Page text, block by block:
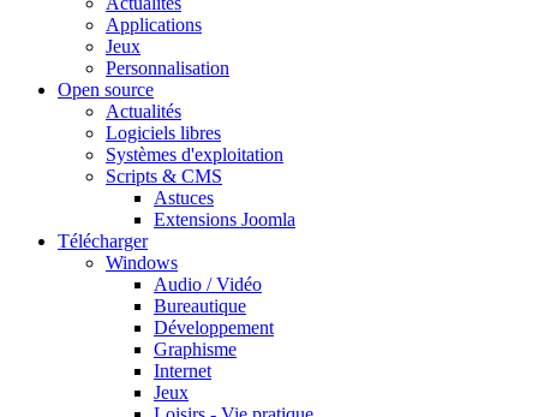
Applications
Jeux
Personnalisation
Open source
Actualités
Logiciels libres
Systèmes d'exploitation
Scripts & CMS
Astuces
Extensions Joomla
Télécharger
Windows
Audio / Vidéo
Bureautique
Développement
Graphisme
Internet
Jeux